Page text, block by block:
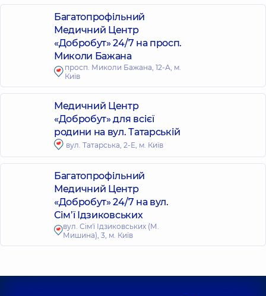
Багатопрофільний
Медичний Центр
«Добробут» 24/7 на просп.
Миколи Бажана
просп. Миколи Бажана, 12-А, м.
Київ
Медичний Центр
«Добробут» для всієї
родини на вул. Татарській
вул. Татарська, 2-Е, м. Київ
Багатопрофільний
Медичний Центр
«Добробут» 24/7 на вул.
Сім’ї Ідзиковських
вул. Сім'ї Ідзиковських (М.
Мишина), 3, м. Київ